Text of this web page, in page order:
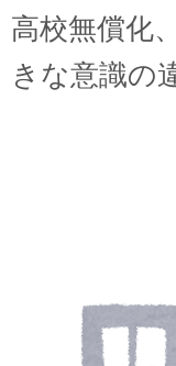
ス
キ高校無償化
きな意識の